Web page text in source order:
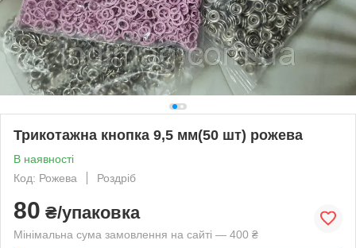
Трикотажна кнопка 9,5 мм(50 шт) рожева
В наявності
Код: Рожева
Роздріб
80 ₴/упаковка
Мінімальна сума замовлення на сайті — 400 ₴